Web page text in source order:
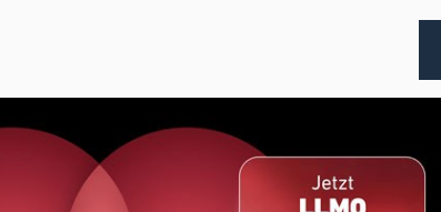
Verfassung?